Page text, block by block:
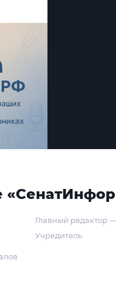
Главный редактор
Учредитель